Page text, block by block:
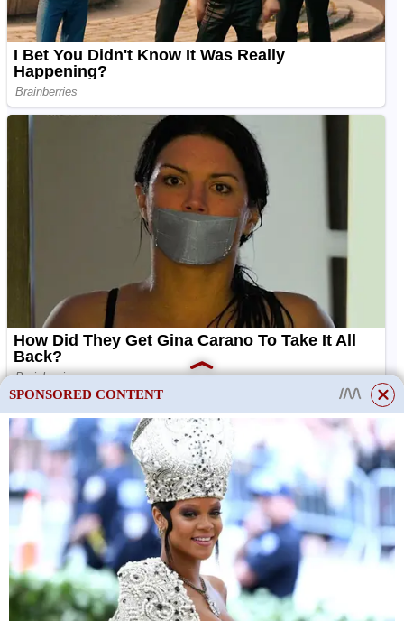
SPONSORED CONTENT